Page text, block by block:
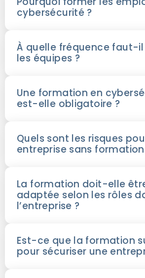
cybersécurité ?
À quelle fréquence faut-
les équipes ?
Une formation en
est-elle obligatoire ?
Quels sont les risques
entreprise sans
La formation doit-elle
adaptée selon les rôles
l’entreprise ?
Est-ce que la formation
pour sécuriser une